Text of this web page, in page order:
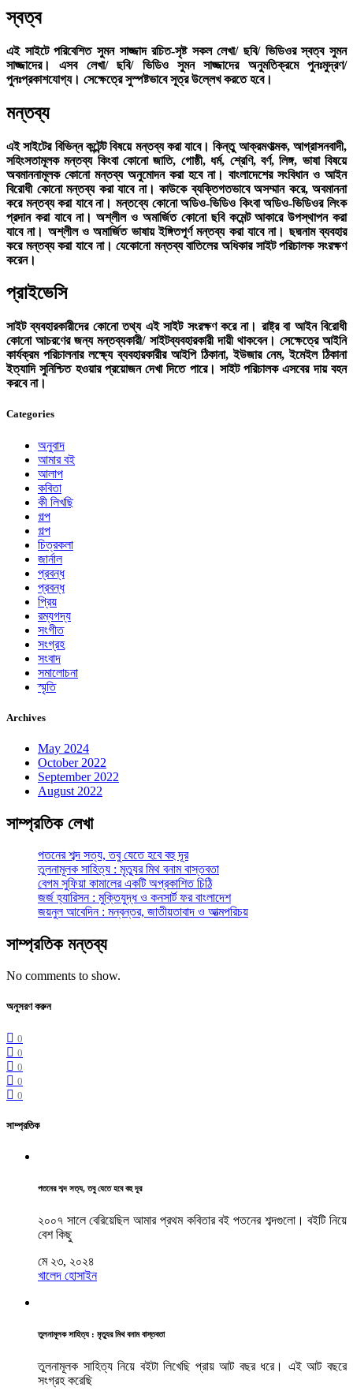
স্বত্ব
এই সাইটে পরিবেশিত সুমন সাজ্জাদ রচিত-সৃষ্ট সকল লেখা/ ছবি/ ভিডিওর স্বত্ব সুমন
সাজ্জাদের। এসব লেখা/ ছবি/ ভিডিও সুমন সাজ্জাদের অনুমতিক্রমে পুনঃমুদ্রণ/
পুনঃপ্রকাশযোগ্য। সেক্ষেত্রে সুস্পষ্টভাবে সূত্র উল্লেখ করতে হবে।
মন্তব্য
এই সাইটের বিভিন্ন কন্টেন্ট বিষয়ে মন্তব্য করা যাবে। কিন্তু আক্রমণাত্মক, আগ্রাসনবাদী,
সহিংসতামূলক মন্তব্য কিংবা কোনো জাতি, গোষ্ঠী, ধর্ম, শ্রেণি, বর্ণ, লিঙ্গ, ভাষা বিষয়ে
অবমাননামূলক কোনো মন্তব্য অনুমোদন করা হবে না। বাংলাদেশের সংবিধান ও আইন
বিরোধী কোনো মন্তব্য করা যাবে না। কাউকে ব্যক্তিগতভাবে অসম্মান করে, অবমাননা
করে মন্তব্য করা যাবে না। মন্তব্যে কোনো অডিও-ভিডিও কিংবা অডিও-ভিডিওর লিংক
প্রদান করা যাবে না। অশ্লীল ও অমার্জিত কোনো ছবি কমেন্ট আকারে উপস্থাপন করা
যাবে না। অশ্লীল ও অমার্জিত ভাষায় ইঙ্গিতপূর্ণ মন্তব্য করা যাবে না। ছদ্মনাম ব্যবহার
করে মন্তব্য করা যাবে না। যেকোনো মন্তব্য বাতিলের অধিকার সাইট পরিচালক সংরক্ষণ
করেন।
প্রাইভেসি
সাইট ব্যবহারকারীদের কোনো তথ্য এই সাইট সংরক্ষণ করে না। রাষ্ট্র বা আইন বিরোধী
কোনো আচরণের জন্য মন্তব্যকারী/ সাইটব্যবহারকারী দায়ী থাকবেন। সেক্ষেত্রে আইনি
কার্যক্রম পরিচালনার লক্ষ্যে ব্যবহারকারীর আইপি ঠিকানা, ইউজার নেম, ইমেইল ঠিকানা
ইত্যাদি সুনিশ্চিত হওয়ার প্রয়োজন দেখা দিতে পারে। সাইট পরিচালক এসবের দায় বহন
করবে না।
Categories
অনুবাদ
আমার বই
আলাপ
কবিতা
কী লিখছি
গল্প
গল্প
চিত্রকলা
জার্নাল
প্রবন্ধ
প্রবন্ধ
প্রিয়
রম্যগদ্য
সংগীত
সংগ্রহ
সংবাদ
সমালোচনা
স্মৃতি
Archives
May 2024
October 2022
September 2022
August 2022
সাম্প্রতিক লেখা
পতনের শব্দ সত্য, তবু যেতে হবে বহু দূর
তুলনামূলক সাহিত্য : মৃত্যুর মিথ বনাম বাস্তবতা
বেগম সুফিয়া কামালের একটি অপ্রকাশিত চিঠি
জর্জ হ্যারিসন : মুক্তিযুদ্ধ ও কনসার্ট ফর বাংলাদেশ
জয়নুল আবেদিন : মন্বন্তর, জাতীয়তাবাদ ও আত্মপরিচয়
সাম্প্রতিক মন্তব্য
No comments to show.
অনুসরণ করুন
0
0
0
0
0
সাম্প্রতিক
পতনের শব্দ সত্য, তবু যেতে হবে বহু দূর
২০০৭ সালে বেরিয়েছিল আমার প্রথম কবিতার বই পতনের শব্দগুলো। বইটি নিয়ে
বেশ কিছু
মে ২৩, ২০২৪
খালেদ হোসাইন
তুলনামূলক সাহিত্য : মৃত্যুর মিথ বনাম বাস্তবতা
তুলনামূলক সাহিত্য নিয়ে বইটা লিখেছি প্রায় আট বছর ধরে। এই আট বছরে
সংগ্রহ করেছি